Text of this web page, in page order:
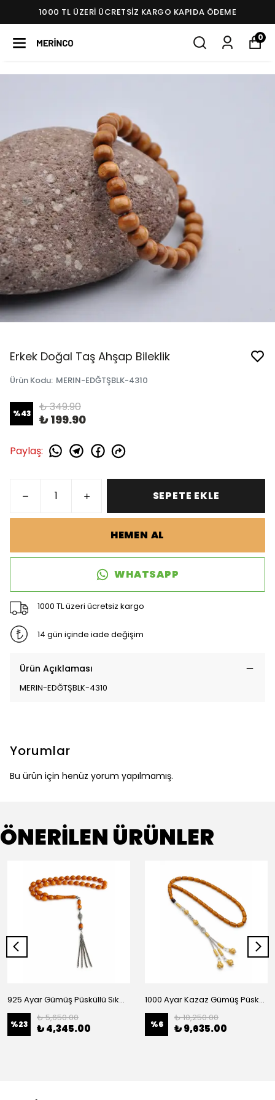
1000 TL ÜZERI ÜCRETSIZ KARGO KAPIDA ÖDEME
0
Erkek Doğal Taş Ahşap Bileklik
Ürün Kodu: MERIN-EDĞTŞBLK-4310
%43 ₺ 349.90
₺ 199.90
Paylaş:
SEPETE EKLE
HEMEN AL
WHATSAPP
1000 TL üzeri ücretsiz kargo
14 gün içinde iade değişim
Ürün Açıklaması
MERIN-EDĞTŞBLK-4310
Yorumlar
Bu ürün için henüz yorum yapılmamış.
ÖNERİLEN ÜRÜNLER
925 Ayar Gümüş Püsküllü Sıkma Kehribar Tesbih
%23
₺ 5,650.00
₺ 4,345.00
1000 Ayar Kazaz Gümüş Püsküllü Sıkma Kehribar Tesbih
%6
₺ 10,250.00
₺ 9,635.00